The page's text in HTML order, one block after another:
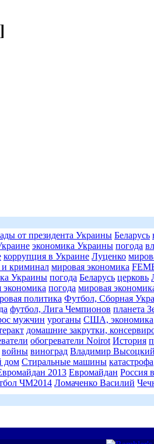
от президента Украины Беларусь
экономика Украины погода
коррупция в Украине Луценко
и криминал мировая экономика
Украины погода Беларусь церковь
экономика погода мировая
политика Футбол, Сборная
футбол, Лига Чемпионов планета
мужчин уроганы США, экономика
домашние закрутки,
обогреватели Noirot История
войны виноград Владимир
дом Стиральные машины катастрофа
2013 Евромайдан Россия
ЧМ2014 Ломаченко Василий